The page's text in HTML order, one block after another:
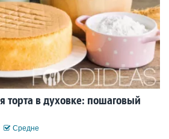
торта в духовке: пошаговый
Средне